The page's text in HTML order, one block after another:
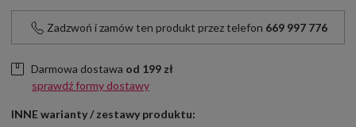
Zadzwoń i zamów ten produkt przez telefon 669 997 776
Darmowa dostawa od 199 zł
sprawdź formy dostawy
INNE warianty / zestawy produktu: